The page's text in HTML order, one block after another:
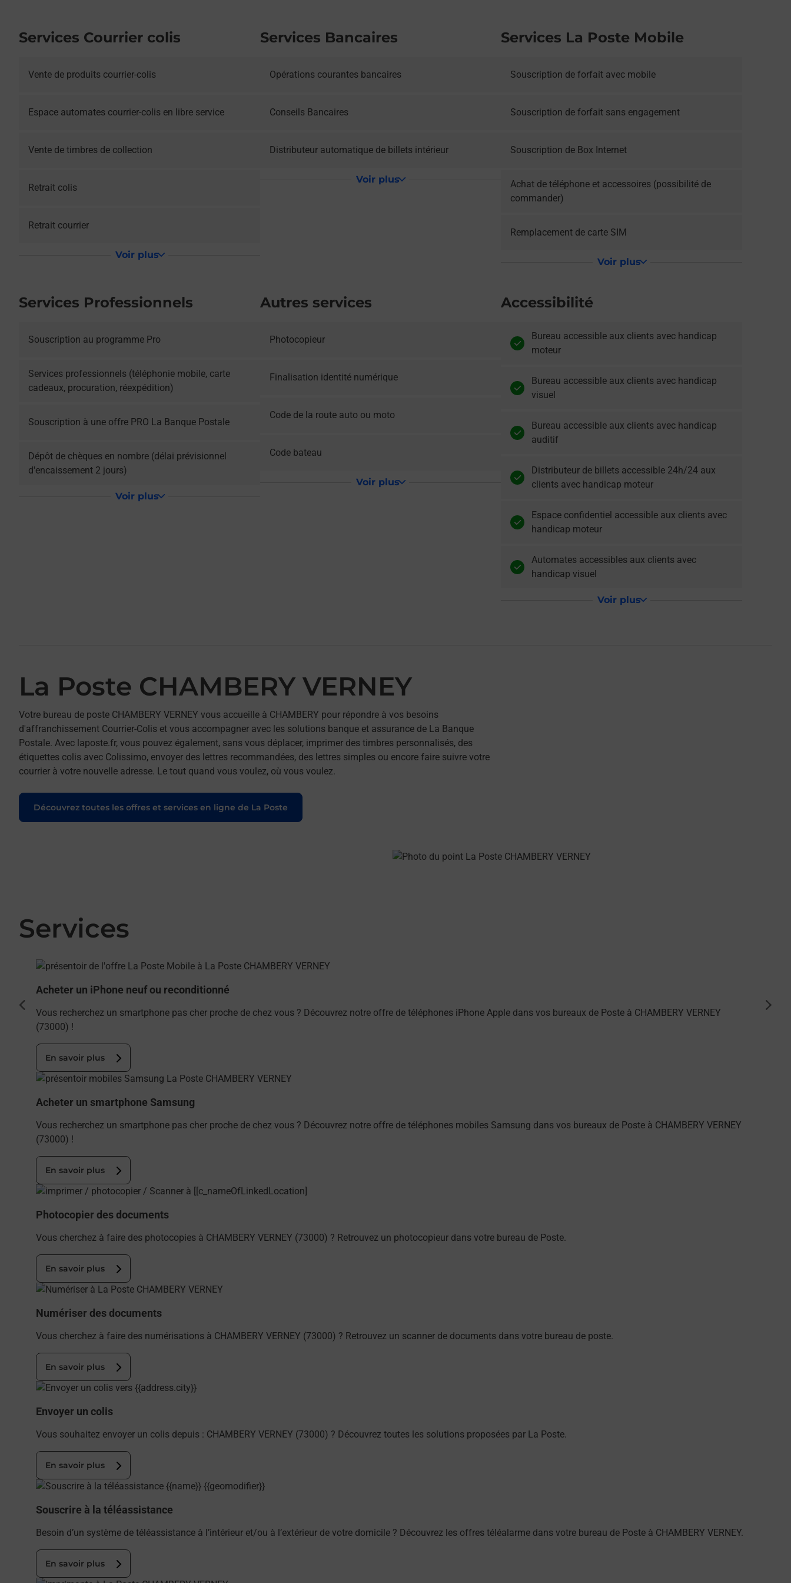
Services Courrier colis
Vente de produits courrier-colis
Espace automates courrier-colis en libre service
Vente de timbres de collection
Retrait colis
Retrait courrier
Voir plus
Services Bancaires
Opérations courantes bancaires
Conseils Bancaires
Distributeur automatique de billets intérieur
Voir plus
Services La Poste Mobile
Souscription de forfait avec mobile
Souscription de forfait sans engagement
Souscription de Box Internet
Achat de téléphone et accessoires (possibilité de
commander)
Remplacement de carte SIM
Voir plus
Services Professionnels
Souscription au programme Pro
Services professionnels (téléphonie mobile, carte
cadeaux, procuration, réexpédition)
Souscription à une offre PRO La Banque Postale
Dépôt de chèques en nombre (délai prévisionnel
d'encaissement 2 jours)
Voir plus
Autres services
Photocopieur
Finalisation identité numérique
Code de la route auto ou moto
Code bateau
Voir plus
Accessibilité
Bureau accessible aux clients avec handicap
moteur
Bureau accessible aux clients avec handicap
visuel
Bureau accessible aux clients avec handicap
auditif
Distributeur de billets accessible 24h/24 aux
clients avec handicap moteur
Espace confidentiel accessible aux clients avec
handicap moteur
Automates accessibles aux clients avec
handicap visuel
Voir plus
La Poste CHAMBERY VERNEY
Votre bureau de poste CHAMBERY VERNEY vous accueille à CHAMBERY pour répondre à vos besoins
d'affranchissement Courrier-Colis et vous accompagner avec les solutions banque et assurance de La Banque
Postale. Avec laposte.fr, vous pouvez également, sans vous déplacer, imprimer des timbres personnalisés, des
étiquettes colis avec Colissimo, envoyer des lettres recommandées, des lettres simples ou encore faire suivre votre
courrier à votre nouvelle adresse. Le tout quand vous voulez, où vous voulez.
Découvrez toutes les offres et services en ligne de La Poste
Services
En savoir plus
Acheter un iPhone neuf ou reconditionné
Vous recherchez un smartphone pas cher proche de chez vous ? Découvrez notre offre de téléphones iPhone Apple dans vos bureaux de Poste à CHAMBERY VERNEY
(73000) !
En savoir plus
En savoir plus
Acheter un smartphone Samsung
Vous recherchez un smartphone pas cher proche de chez vous ? Découvrez notre offre de téléphones mobiles Samsung dans vos bureaux de Poste à CHAMBERY VERNEY
(73000) !
En savoir plus
En savoir plus
Photocopier des documents
Vous cherchez à faire des photocopies à CHAMBERY VERNEY (73000) ? Retrouvez un photocopieur dans votre bureau de Poste.
En savoir plus
En savoir plus
Numériser des documents
Vous cherchez à faire des numérisations à CHAMBERY VERNEY (73000) ? Retrouvez un scanner de documents dans votre bureau de poste.
En savoir plus
En savoir plus
Envoyer un colis
Vous souhaitez envoyer un colis depuis : CHAMBERY VERNEY (73000) ? Découvrez toutes les solutions proposées par La Poste.
En savoir plus
En savoir plus
Souscrire à la téléassistance
Besoin d’un système de téléassistance à l’intérieur et/ou à l’extérieur de votre domicile ? Découvrez les offres téléalarme dans votre bureau de Poste à CHAMBERY VERNEY.
En savoir plus